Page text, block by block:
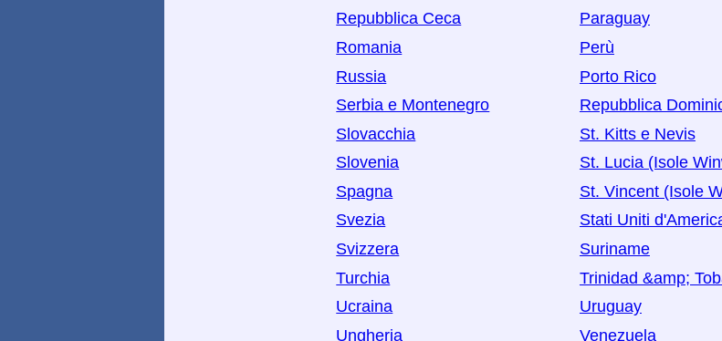
Repubblica Ceca
Romania
Russia
Serbia e Montenegro
Slovacchia
Slovenia
Spagna
Svezia
Svizzera
Turchia
Ucraina
Ungheria
Paraguay
Perù
Porto Rico
Repubblica
St. Kitts e Nevis
St. Lucia (Isole
St. Vincent (Isole
Stati Uniti
Suriname
Trinidad &amp;
Uruguay
Venezuela